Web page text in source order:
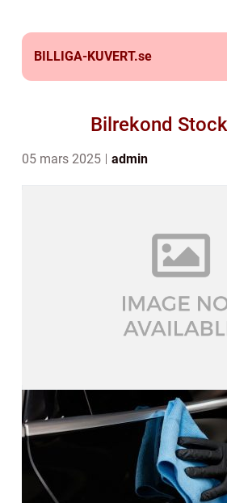
BILLIGA-KUVERT.se
Bilrekond
05 mars 2025 admin